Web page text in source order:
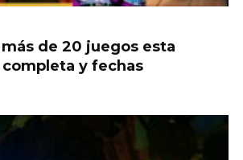
de 20 juegos esta
y fechas